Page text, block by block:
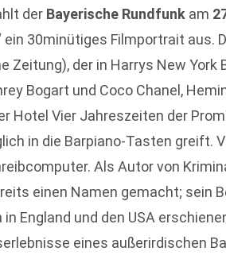
der Bayerische Rundfunk am
ein 30minütiges Filmportrait aus.
Zeitung), der in Harrys New York
Bogart und Coco Chanel,
Hotel Vier Jahreszeiten der
in die Barpiano-Tasten greift.
Als Autor von
einen Namen gemacht; sein
in England und den USA
eines außerirdischen